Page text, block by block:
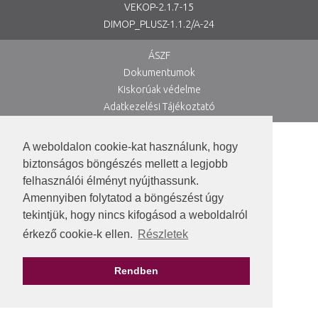
A weboldalon cookie-kat használunk, hogy
biztonságos böngészés mellett a legjobb
felhasználói élményt nyújthassunk.
Amennyiben folytatod a böngészést úgy
tekintjük, hogy nincs kifogásod a weboldalról
érkező cookie-k ellen. Részletek
Rendben
VEKOP-2.1.7-15
DIMOP_PLUSZ-1.1.2/A-24
ÁSZF
Dokumentumok
Kiskorúak védelme
Adatkezelési Tájékoztató